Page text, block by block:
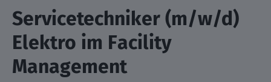
Servicetechniker (m/w/d)
Elektro im Facility
Management